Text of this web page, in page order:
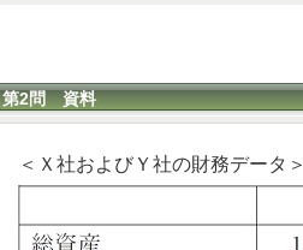
第2問 資料
＜Ｘ社およびＹ社の財務データ＞